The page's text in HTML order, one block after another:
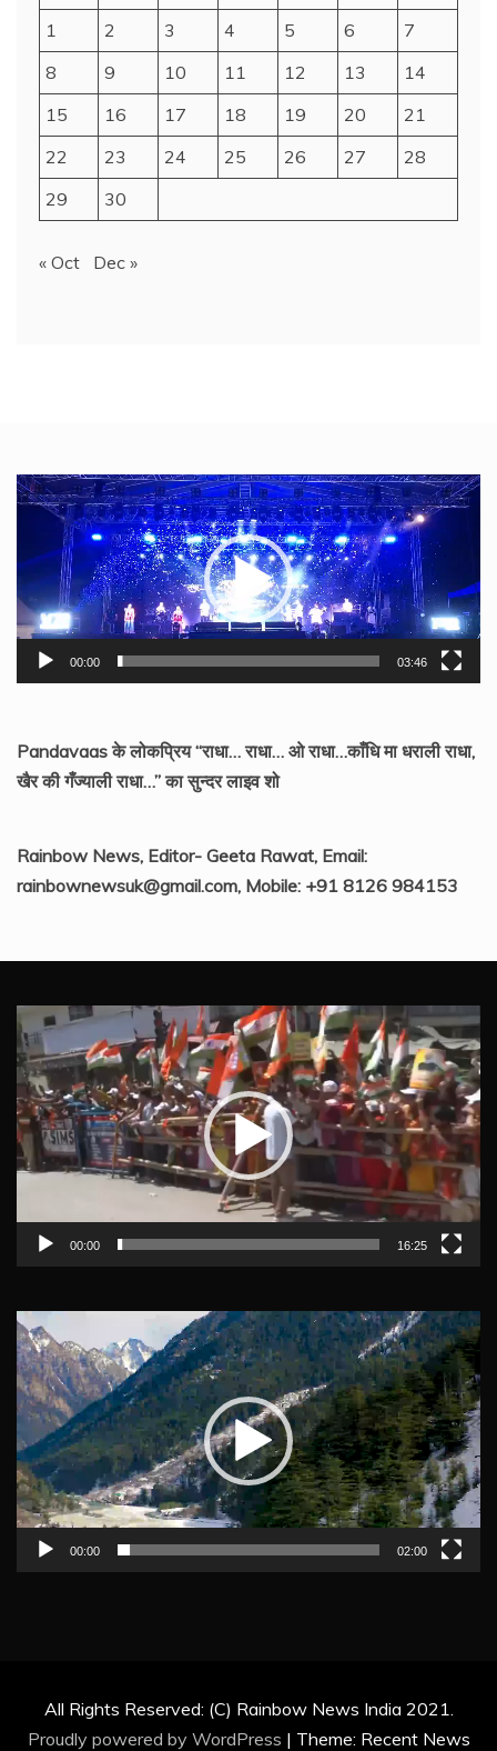
1
2 3 4 5 6
7
8
9 10 11 12 13
14
15
16 17 18 19 20
21
22
23 24 25 26 27
28
29
30
« Oct Dec »
Video
Player
00:00 03:46
Pandavaas के लोकप्रिय “राधा… राधा… ओ राधा…काँधि मा धराली राधा,
खैर की गँज्याली राधा…” का सुन्दर लाइव शो
Rainbow News, Editor- Geeta Rawat, Email:
rainbownewsuk@gmail.com, Mobile: +91 8126 984153
Video
Player
00:00 16:25
Video
Player
00:00 02:00
All Rights Reserved: (C) Rainbow News India 2021.
Proudly powered by WordPress | Theme: Recent News